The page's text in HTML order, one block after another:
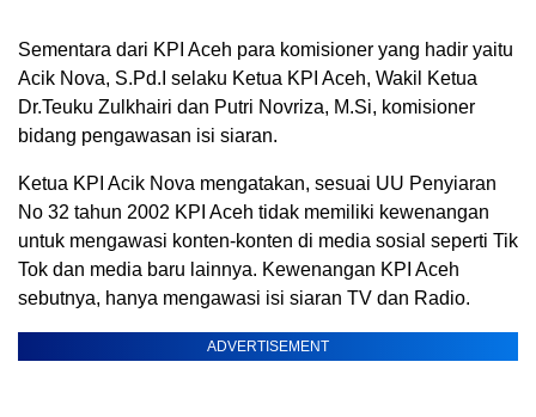
Sementara dari KPI Aceh para komisioner yang hadir yaitu
Acik Nova, S.Pd.I selaku Ketua KPI Aceh, Wakil Ketua
Dr.Teuku Zulkhairi dan Putri Novriza, M.Si, komisioner
bidang pengawasan isi siaran.
Ketua KPI Acik Nova mengatakan, sesuai UU Penyiaran
No 32 tahun 2002 KPI Aceh tidak memiliki kewenangan
untuk mengawasi konten-konten di media sosial seperti Tik
Tok dan media baru lainnya. Kewenangan KPI Aceh
sebutnya, hanya mengawasi isi siaran TV dan Radio.
ADVERTISEMENT